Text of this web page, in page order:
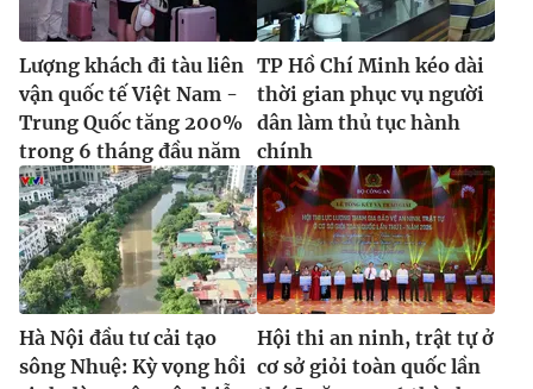
Lượng khách đi tàu liên
vận quốc tế Việt Nam -
Trung Quốc tăng 200%
trong 6 tháng đầu năm
TP Hồ Chí Minh kéo dài
thời gian phục vụ người
dân làm thủ tục hành
chính
Hà Nội đầu tư cải tạo
sông Nhuệ: Kỳ vọng hồi
Hội thi an ninh, trật tự ở
cơ sở giỏi toàn quốc lần